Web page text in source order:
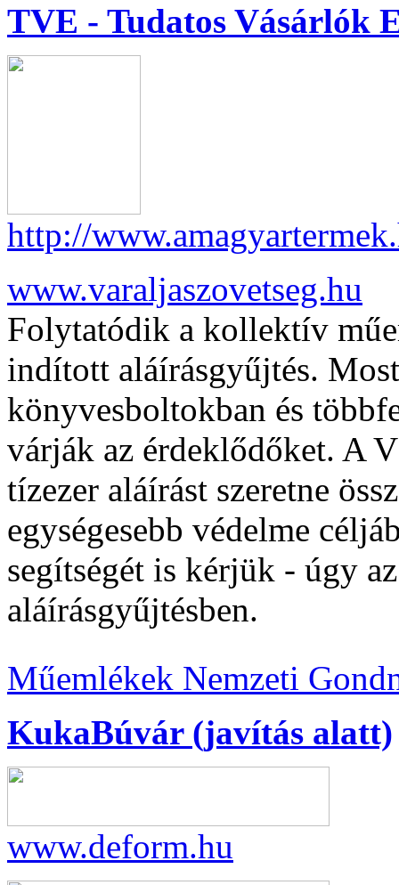
TVE - Tudatos Vásárlók
http://
www.varaljaszovetseg.hu
Folytatódik a kollektív
indított aláírásgyűjtés.
könyvesboltokban és
várják az érdeklődőket. A
tízezer aláírást szeretne
egységesebb védelme
segítségét is kérjük - úgy
aláírásgyűjtésben.
Műemlékek Nemzeti
KukaBúvár (javítás alatt)
www.deform.hu